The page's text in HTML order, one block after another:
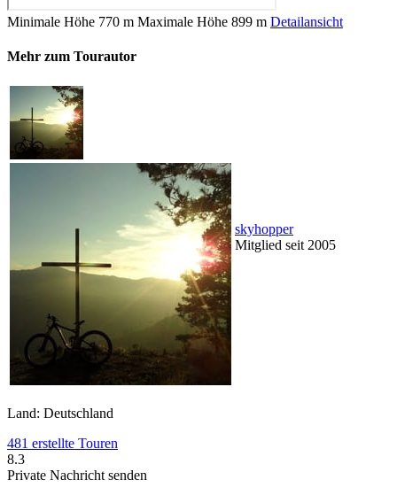
Minimale Höhe 770 m Maximale Höhe 899 m Detailansicht
Mehr zum Tourautor
skyhopper
Mitglied seit 2005
Land: Deutschland
481 erstellte Touren
8.3
Private Nachricht senden